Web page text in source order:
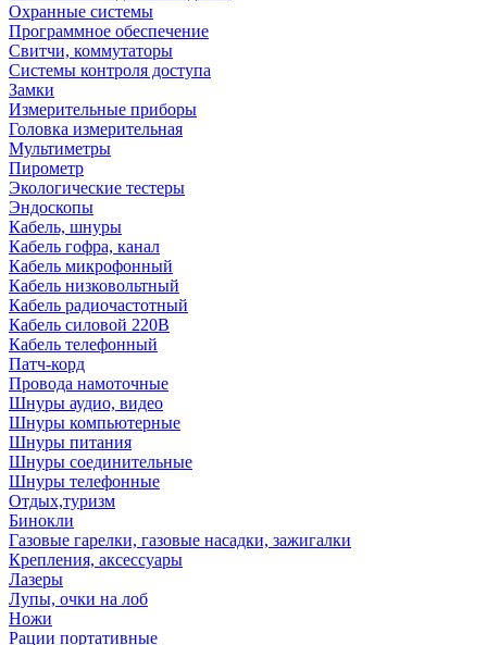
Охранные системы
Программное обеспечение
Свитчи, коммутаторы
Системы контроля доступа
Замки
Измерительные приборы
Головка измерительная
Мультиметры
Пирометр
Экологические тестеры
Эндоскопы
Кабель, шнуры
Кабель гофра, канал
Кабель микрофонный
Кабель низковольтный
Кабель радиочастотный
Кабель силовой 220В
Кабель телефонный
Патч-корд
Провода намоточные
Шнуры аудио, видео
Шнуры компьютерные
Шнуры питания
Шнуры соединительные
Шнуры телефонные
Отдых,туризм
Бинокли
Газовые гарелки, газовые насадки, зажигалки
Крепления, аксессуары
Лазеры
Лупы, очки на лоб
Ножи
Рации портативные